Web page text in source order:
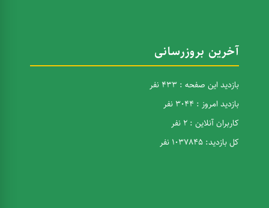
آخرین بروزرسانی
بازدید این صفحه : 433 نفر
بازدید امروز : 3044 نفر
کاربران آنلاین : 2 نفر
کل بازدید: 1037845 نفر